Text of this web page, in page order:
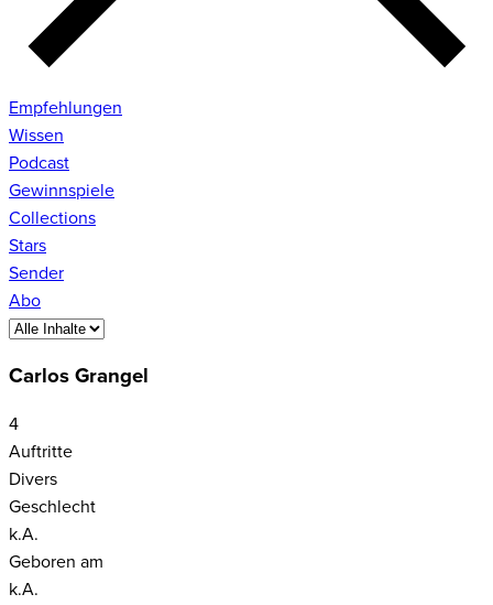
Empfehlungen
Wissen
Podcast
Gewinnspiele
Collections
Stars
Sender
Abo
Carlos Grangel
4
Auftritte
Divers
Geschlecht
k.A.
Geboren am
k.A.